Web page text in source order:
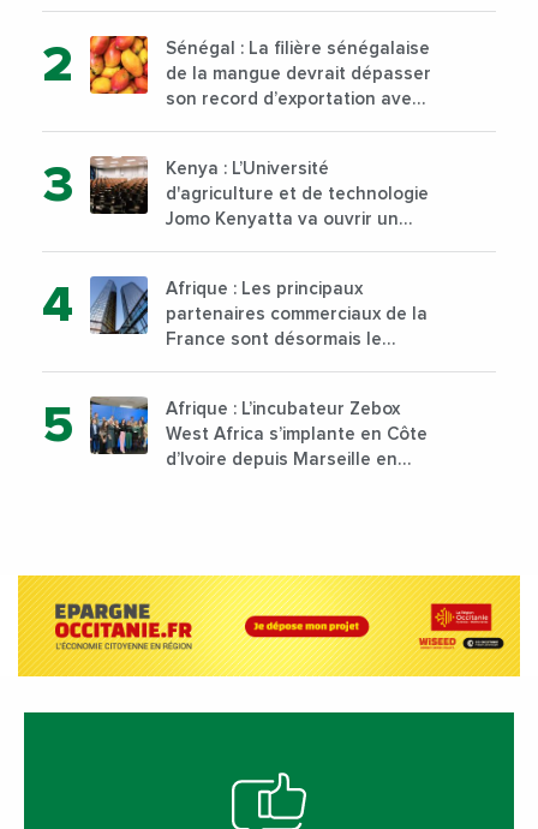
Sénégal : La filière sénégalaise
de la mangue devrait dépasser
son record d’exportation avec
Kenya : L’Université
d'agriculture et de technologie
Jomo Kenyatta va ouvrir un
sur son campus de Karen à
Nairobi dès janvier 2023
Afrique : Les principaux
partenaires commerciaux de la
France sont désormais le
Afrique : L’incubateur Zebox
West Africa s’implante en Côte
d’Ivoire depuis Marseille en